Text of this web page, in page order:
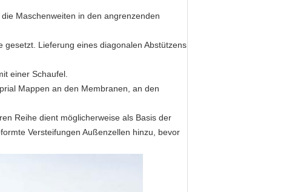
Maschenweiten in den angrenzenden
Lieferung eines diagonalen Abstützens
einer Schaufel.
Mappen an den Membranen, an den
Reihe dient möglicherweise als Basis der
Versteifungen Außenzellen hinzu, bevor